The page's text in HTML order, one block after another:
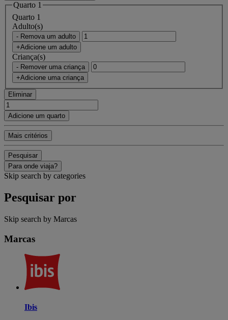
Quarto 1
Quarto 1
Adulto(s)
- Remova um adulto
+Adicione um adulto
Criança(s)
- Remover uma criança
+Adicione uma criança
Eliminar
Adicione um quarto
Mais critérios
Pesquisar
Para onde viaja?
Skip search by categories
Pesquisar por
Skip search by Marcas
Marcas
Ibis